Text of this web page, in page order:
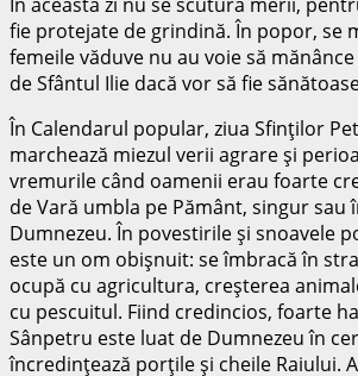
fie protejate de grindină. În popor, se
femeile văduve nu au voie să
de Sfântul Ilie dacă vor să fie
În Calendarul popular, ziua Sfinţilor
marchează miezul verii agrare şi
vremurile când oamenii erau foarte
de Vară umbla pe Pământ, singur sau
Dumnezeu. În povestirile şi snoavele
este un om obişnuit: se îmbracă în
ocupă cu agricultura, creşterea
cu pescuitul. Fiind credincios, foarte
Sânpetru este luat de Dumnezeu în
încredinţează porţile şi cheile Raiului.